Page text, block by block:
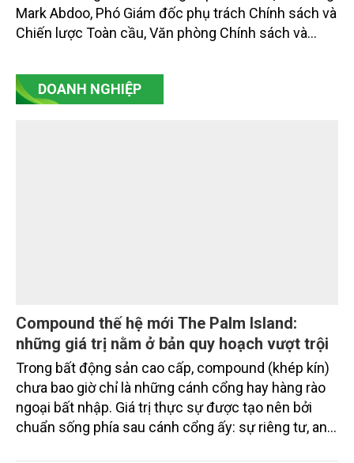
Mark Abdoo, Phó Giám đốc phụ trách Chính sách và
Chiến lược Toàn cầu, Văn phòng Chính sách và
và Dược phẩm Hoa Kỳ (FDA).
DOANH NGHIỆP
Compound thế hệ mới The Palm Island:
những giá trị nằm ở bản quy hoạch vượt trội
Trong bất động sản cao cấp, compound (khép kín)
chưa bao giờ chỉ là những cánh cổng hay hàng rào
ngoại bất nhập. Giá trị thực sự được tạo nên bởi
chuẩn sống phía sau cánh cổng ấy: sự riêng tư, an